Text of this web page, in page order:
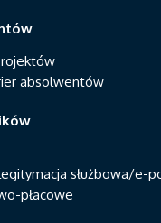
absolwentów
służbowa/e-
płacowe